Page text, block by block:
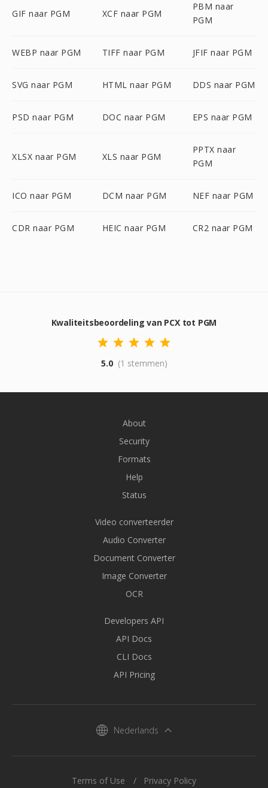
GIF naar PGM XCF naar PGM
PBM naar
PGM
WEBP naar PGM TIFF naar PGM JFIF naar PGM
SVG naar PGM HTML naar PGM DDS naar PGM
PSD naar PGM DOC naar PGM EPS naar PGM
XLSX naar PGM XLS naar PGM
PPTX naar
PGM
ICO naar PGM DCM naar PGM NEF naar PGM
CDR naar PGM HEIC naar PGM CR2 naar PGM
Kwaliteitsbeoordeling van PCX tot PGM
5.0 (1 stemmen)
About
Security
Formats
Help
Status
Video converteerder
Audio Converter
Document Converter
Image Converter
OCR
Developers API
API Docs
CLI Docs
API Pricing
Nederlands
Terms of Use Privacy Policy